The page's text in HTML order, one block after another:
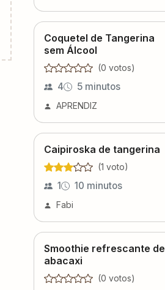
Coquetel de Tangerina
sem Álcool
(0 votos)
4 5 minutos
APRENDIZ
Caipiroska de tangerina
(1 voto)
1 10 minutos
Fabi
Smoothie refrescante de
abacaxi
(0 votos)